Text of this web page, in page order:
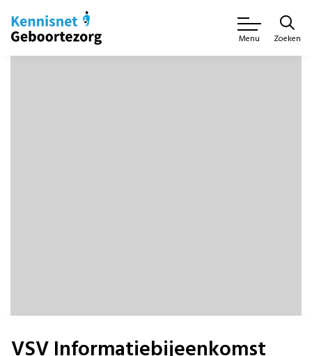
Menu Zoeken
VSV Informatiebijeenkomst